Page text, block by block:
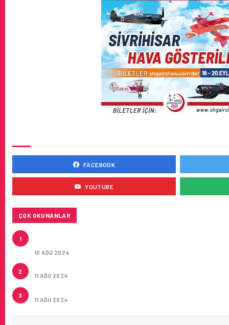
FACEBOOK
YOUTUBE
ÇOK OKUNANLAR
1
10 AĞU 2024
2
11 AĞU 2024
3
11 AĞU 2024